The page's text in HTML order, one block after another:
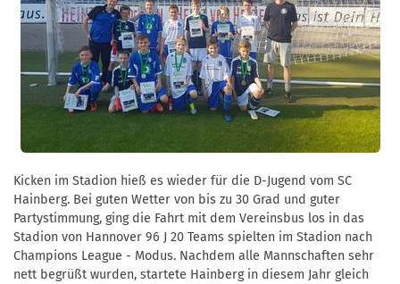
Kicken im Stadion hieß es wieder für die D-Jugend vom SC
Hainberg. Bei guten Wetter von bis zu 30 Grad und guter
Partystimmung, ging die Fahrt mit dem Vereinsbus los in das
Stadion von Hannover 96 J 20 Teams spielten im Stadion nach
Champions League - Modus. Nachdem alle Mannschaften sehr
nett begrüßt wurden, startete Hainberg in diesem Jahr gleich